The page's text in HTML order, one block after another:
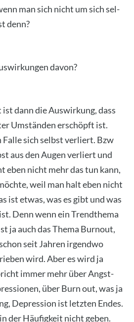
man sich nicht um sich sel­
denn?
davon?
ist dann die Aus­wir­kung, dass
Umstän­den erschöpft ist.
sich selbst ver­liert. Bzw
aus den Augen ver­liert und
eben nicht mehr das tun kann,
weil man halt eben nicht
ist etwas, was es gibt und was
Denn wenn ein Trend­the­ma
ja auch das The­ma Burn­out,
seit Jah­ren irgend­wo
wird. Aber es wird ja
immer mehr über Angst­
über Burn out, was ja
Depres­si­on ist letz­ten Endes.
der Häu­fig­keit nicht geben.